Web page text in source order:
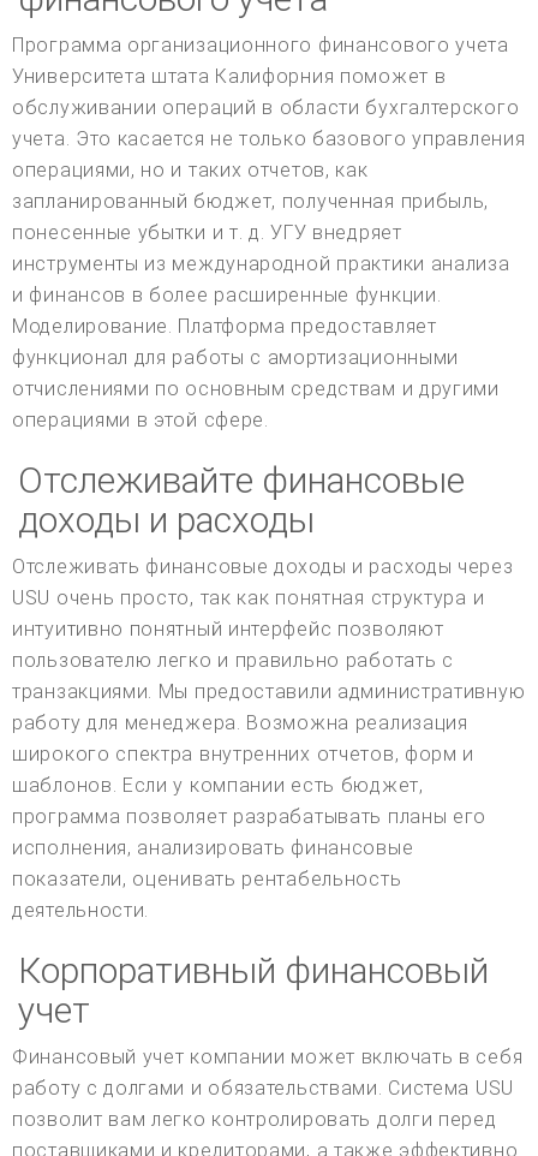
Программа организационного финансового учета
Университета штата Калифорния поможет в
обслуживании операций в области бухгалтерского
учета. Это касается не только базового управления
операциями, но и таких отчетов, как
запланированный бюджет, полученная прибыль,
понесенные убытки и т. д. УГУ внедряет
инструменты из международной практики анализа
и финансов в более расширенные функции.
Моделирование. Платформа предоставляет
функционал для работы с амортизационными
отчислениями по основным средствам и другими
операциями в этой сфере.
Отслеживайте финансовые
доходы и расходы
Отслеживать финансовые доходы и расходы через
USU очень просто, так как понятная структура и
интуитивно понятный интерфейс позволяют
пользователю легко и правильно работать с
транзакциями. Мы предоставили административную
работу для менеджера. Возможна реализация
широкого спектра внутренних отчетов, форм и
шаблонов. Если у компании есть бюджет,
программа позволяет разрабатывать планы его
исполнения, анализировать финансовые
показатели, оценивать рентабельность
деятельности.
Корпоративный финансовый
учет
Финансовый учет компании может включать в себя
работу с долгами и обязательствами. Система USU
позволит вам легко контролировать долги перед
поставщиками и кредиторами, а также эффективно